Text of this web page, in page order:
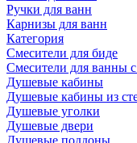
Ручки для ванн
Карнизы для ванн
Категория
Смесители для биде
Смесители для ванны
Душевые кабины
Душевые кабины из
Душевые уголки
Душевые двери
Душевые поддоны